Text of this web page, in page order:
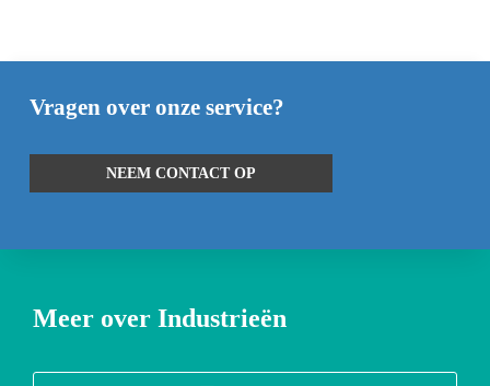
Vragen over onze service?
NEEM CONTACT OP
Meer over Industrieën